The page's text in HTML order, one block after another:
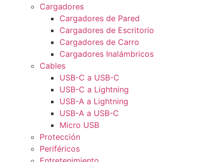
Cargadores
Cargadores de Pared
Cargadores de Escritorio
Cargadores de Carro
Cargadores Inalámbricos
Cables
USB-C a USB-C
USB-C a Lightning
USB-A a Lightning
USB-A a USB-C
Micro USB
Protección
Periféricos